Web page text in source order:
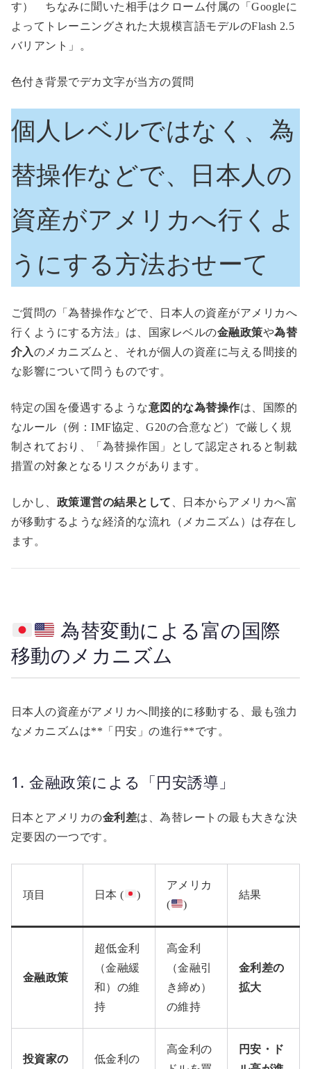
す） ちなみに聞いた相手はクローム付属の「Googleに
よってトレーニングされた大規模言語モデルのFlash 2.5
バリアント」。
色付き背景でデカ文字が当方の質問
個人レベルではなく、為
替操作などで、日本人の
資産がアメリカへ行くよ
うにする方法おせーて
ご質問の「為替操作などで、日本人の資産がアメリカへ
行くようにする方法」は、国家レベルの金融政策や為替
介入のメカニズムと、それが個人の資産に与える間接的
な影響について問うものです。
特定の国を優遇するような意図的な為替操作は、国際的
なルール（例：IMF協定、G20の合意など）で厳しく規
制されており、「為替操作国」として認定されると制裁
措置の対象となるリスクがあります。
しかし、 政策運営の結果として
、日本からアメリカへ富
が移動するような経済的な流れ（メカニズム）は存在し
ます。
為替変動による富の国際
移動のメカニズム
日本人の資産がアメリカへ間接的に移動する、最も強力
なメカニズムは**「円安」の進行**です。
1. 金融政策による「円安誘導」
日本とアメリカの金利差は、為替レートの最も大きな決
定要因の一つです。
項目 日本 ( )
アメリカ
(
)
結果
金融政策
超低金利
（金融緩
和）の維
持
高金利
（金融引
き締め）
の維持
金利差の
拡大
投資家の
低金利の
高金利の
円安・ド